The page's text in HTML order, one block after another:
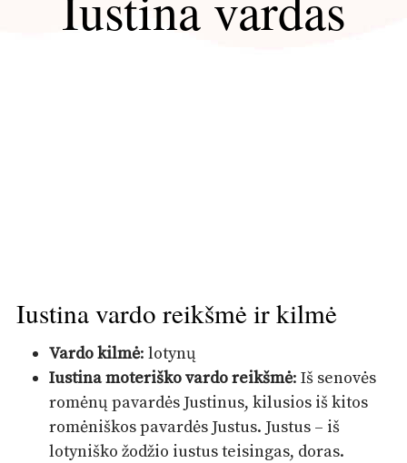
Iustina vardo reikšmė ir kilmė
Vardo kilmė: lotynų
Iustina moteriško vardo reikšmė: Iš senovės
romėnų pavardės Justinus, kilusios iš kitos
romėniškos pavardės Justus. Justus – iš
lotyniško žodžio iustus teisingas, doras.